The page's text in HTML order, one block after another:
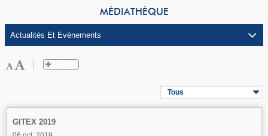
MÉDIATHÈQUE
Tous
GITEX 2019